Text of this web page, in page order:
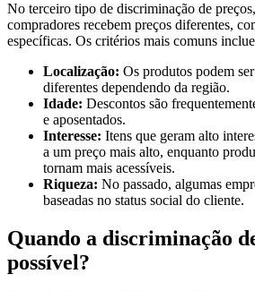
No terceiro tipo de discriminação de
compradores recebem preços diferentes,
específicas. Os critérios mais comuns
Localização: Os produtos podem
diferentes dependendo da região.
Idade: Descontos são
e aposentados.
Interesse: Itens que geram alto
a um preço mais alto, enquanto
tornam mais acessíveis.
Riqueza: No passado, algumas
baseadas no status social do cliente.
Quando a discriminação
possível?